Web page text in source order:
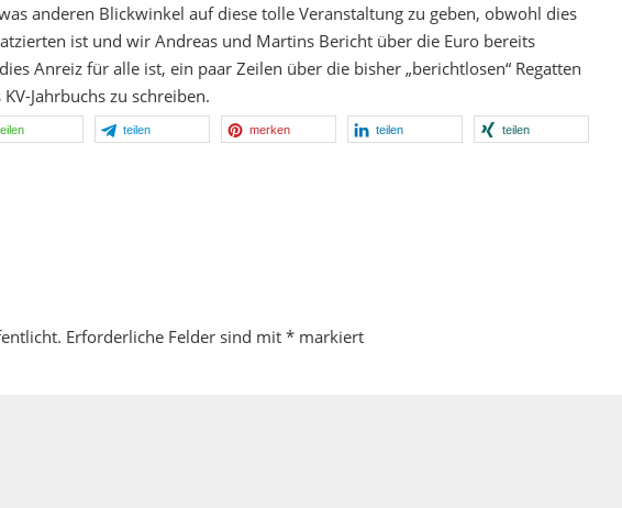
anderen Blickwinkel auf diese tolle Veranstaltung zu geben, obwohl dies
ist und wir Andreas und Martins Bericht über die Euro bereits
Anreiz für alle ist, ein paar Zeilen über die bisher „berichtlosen“ Regatten
Jahrbuchs zu schreiben.
teilen merken teilen teilen
Erforderliche Felder sind mit *markiert